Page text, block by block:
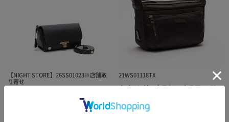
【NIGHT STORE】26SS01023※店舗取
り寄せ
21WS01118TX
ナイロンリュクス/マーキスワッペン